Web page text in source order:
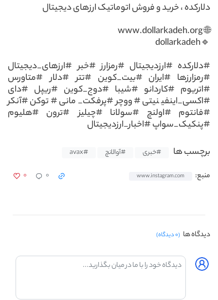
دلارکده ، خرید و فروش اتوماتیک ارزهای دیجیتال
🌐 www.dollarkadeh.org
🔹dollarkadeh
#دلارکده #ارزدیجیتال #رمزارز #خبر #ارزهای_دیجیتال
#رمزارزها #ایران #بیت_کوین #تتر #دلار #متاورس
#اتریوم #کاردانو #شیبا #دوج_کوین #ریپل #دای
#اکسی_اینفینیتی #ووچر #پرفکت_مانی #توکن #آنکر
#فانتوم #اولنچ #سولانا #چیلیز #ترون #هلیوم
#پنکیک_سواپ #اخبار_ارزدیجیتال
برچسب ها
#خبری #آوالانچ #avax
منبع: www.instagram.com ۰ ۰
دیدگاه ها (۰ دیدگاه)